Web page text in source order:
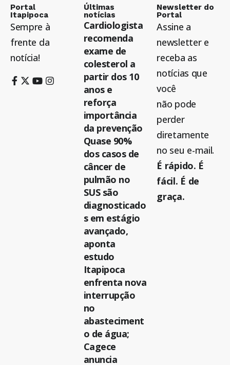
Portal
Itapipoca
Sempre à
frente da
notícia!
Últimas
notícias
Cardiologista
recomenda
exame de
colesterol a
partir dos 10
anos e
reforça
importância
da prevenção
Quase 90%
dos casos de
câncer de
pulmão no
SUS são
diagnosticado
s em estágio
avançado,
aponta
estudo
Itapipoca
enfrenta nova
interrupção
no
abasteciment
o de água;
Cagece
anuncia
Newsletter do
Portal
Assine a
newsletter e
receba as
notícias que
você
não pode
perder
diretamente
no seu e-mail.
É rápido. É
fácil. É de
graça.